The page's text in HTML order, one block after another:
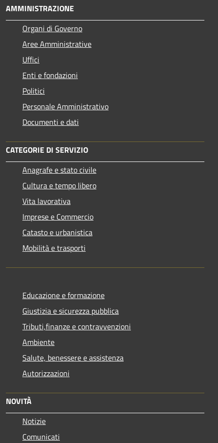
AMMINISTRAZIONE
Organi di Governo
Aree Amministrative
Uffici
Enti e fondazioni
Politici
Personale Amministrativo
Documenti e dati
CATEGORIE DI SERVIZIO
Anagrafe e stato civile
Cultura e tempo libero
Vita lavorativa
Imprese e Commercio
Catasto e urbanistica
Mobilità e trasporti
Educazione e formazione
Giustizia e sicurezza pubblica
Tributi,finanze e contravvenzioni
Ambiente
Salute, benessere e assistenza
Autorizzazioni
NOVITÀ
Notizie
Comunicati